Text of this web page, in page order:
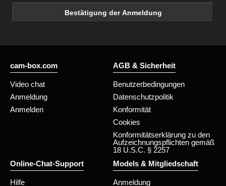
Bestätigung der Anmeldung
cam-box.com
Video chat
Anmeldung
Anmelden
AGB & Sicherheit
Benutzerbedingungen
Datenschutzpolitik
Konformität
Cookies
Konformitätserklärung zu den
Aufzeichnungspflichten gemäß
18 U.S.C. § 2257
Online-Chat-Support
Hilfe
Models & Mitgliedschaft
Anmeldung